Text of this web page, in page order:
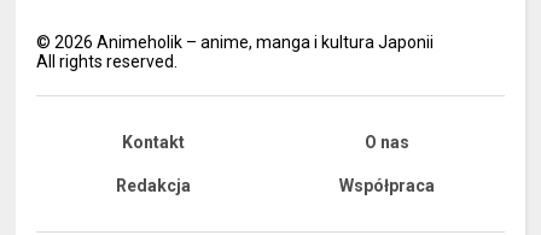
©2026 Animeholik – anime, manga i kultura Japonii
All rights reserved.
Kontakt O nas
Redakcja Współpraca